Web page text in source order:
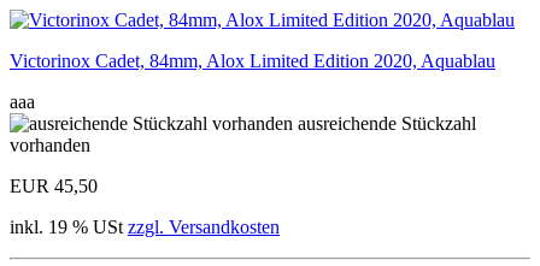
Victorinox Cadet, 84mm, Alox Limited Edition 2020, Aquablau
aaa
ausreichende Stückzahl
vorhanden
EUR 45,50
inkl. 19 % USt zzgl. Versandkosten